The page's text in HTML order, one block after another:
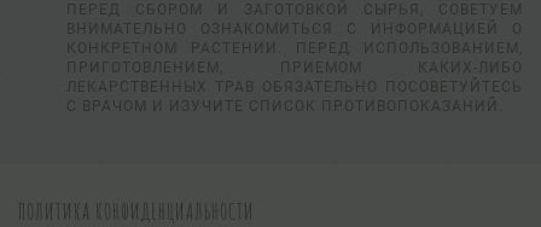
ПЕРЕД СБОРОМ И ЗАГОТОВКОЙ СЫРЬЯ, СОВЕТУЕМ
ВНИМАТЕЛЬНО ОЗНАКОМИТЬСЯ С ИНФОРМАЦИЕЙ О
КОНКРЕТНОМ РАСТЕНИИ. ПЕРЕД ИСПОЛЬЗОВАНИЕМ,
ПРИГОТОВЛЕНИЕМ, ПРИЕМОМ КАКИХ-ЛИБО
ЛЕКАРСТВЕННЫХ ТРАВ ОБЯЗАТЕЛЬНО ПОСОВЕТУЙТЕСЬ
С ВРАЧОМ И ИЗУЧИТЕ СПИСОК ПРОТИВОПОКАЗАНИЙ.
ПОЛИТИКА КОНФИДЕНЦИАЛЬНОСТИ